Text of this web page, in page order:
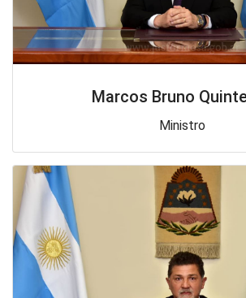
Marcos Bruno
Ministro